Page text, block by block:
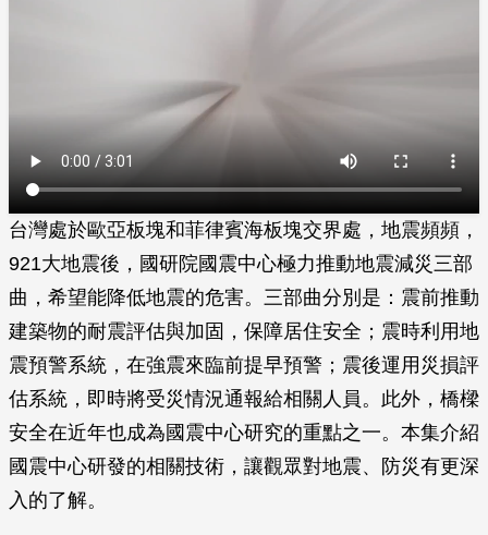
台灣處於歐亞板塊和菲律賓海板塊交界處，地震頻頻，
921大地震後，國研院國震中心極力推動地震減災三部
曲，希望能降低地震的危害。三部曲分別是：震前推動
建築物的耐震評估與加固，保障居住安全；震時利用地
震預警系統，在強震來臨前提早預警；震後運用災損評
估系統，即時將受災情況通報給相關人員。此外，橋樑
安全在近年也成為國震中心研究的重點之一。本集介紹
國震中心研發的相關技術，讓觀眾對地震、防災有更深
入的了解。